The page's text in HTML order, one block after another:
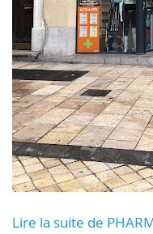
Lire la suite de